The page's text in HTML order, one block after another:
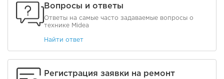
Вопросы и ответы
Ответы на самые часто задаваемые вопросы о
технике Midea
Найти ответ
Регистрация заявки на ремонт